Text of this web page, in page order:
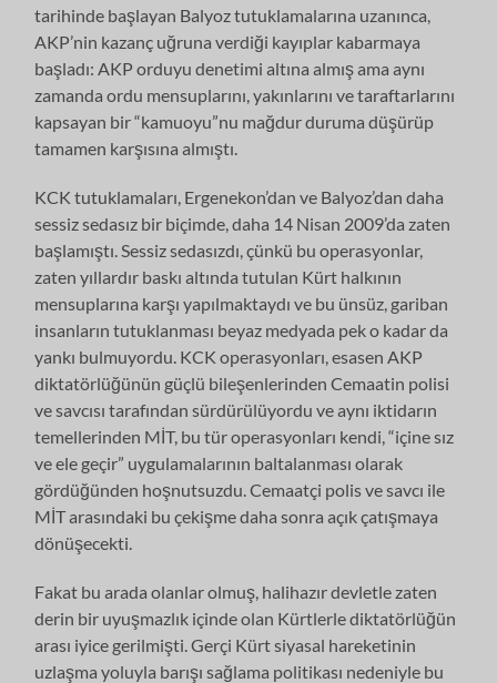
tarihinde başlayan Balyoz tutuklamalarına uzanınca,
AKP’nin kazanç uğruna verdiği kayıplar kabarmaya
başladı: AKP orduyu denetimi altına almış ama aynı
zamanda ordu mensuplarını, yakınlarını ve taraftarlarını
kapsayan bir “kamuoyu”nu mağdur duruma düşürüp
tamamen karşısına almıştı.
KCK tutuklamaları, Ergenekon’dan ve Balyoz’dan daha
sessiz sedasız bir biçimde, daha 14 Nisan 2009’da zaten
başlamıştı. Sessiz sedasızdı, çünkü bu operasyonlar,
zaten yıllardır baskı altında tutulan Kürt halkının
mensuplarına karşı yapılmaktaydı ve bu ünsüz, gariban
insanların tutuklanması beyaz medyada pek o kadar da
yankı bulmuyordu. KCK operasyonları, esasen AKP
diktatörlüğünün güçlü bileşenlerinden Cemaatin polisi
ve savcısı tarafından sürdürülüyordu ve aynı iktidarın
temellerinden MİT, bu tür operasyonları kendi, “içine sız
ve ele geçir” uygulamalarının baltalanması olarak
gördüğünden hoşnutsuzdu. Cemaatçi polis ve savcı ile
MİT arasındaki bu çekişme daha sonra açık çatışmaya
dönüşecekti.
Fakat bu arada olanlar olmuş, halihazır devletle zaten
derin bir uyuşmazlık içinde olan Kürtlerle diktatörlüğün
arası iyice gerilmişti. Gerçi Kürt siyasal hareketinin
uzlaşma yoluyla barışı sağlama politikası nedeniyle bu